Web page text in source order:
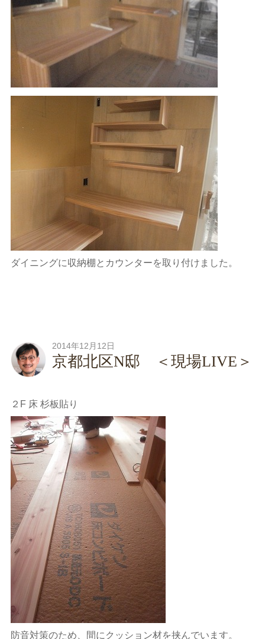
ダイニングに収納棚とカウンターを取り付けました。
2014年12月12日
京都北区N邸 ＜現場LIVE＞
２F 床 杉板貼り
防音対策のため、間にクッション材を挟んでいます。